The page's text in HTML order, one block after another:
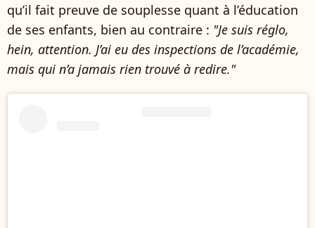
qu’il fait preuve de souplesse quant à l’éducation
de ses enfants, bien au contraire : "Je suis réglo,
hein, attention. J’ai eu des inspections de l’académie,
mais qui n’a jamais rien trouvé à redire."